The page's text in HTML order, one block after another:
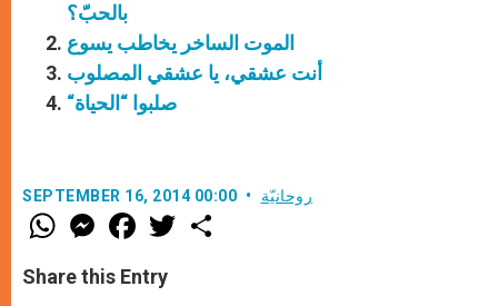
بالحبّ؟
الموت الساخر يخاطب يسوع
أنت عشقي، يا عشقي المصلوب
“صلبوا “الحياة
SEPTEMBER 16, 2014 00:00 روحانيّة
W
h
t
s
M
e
s
e
F
a
e
b
w
Share this Entry